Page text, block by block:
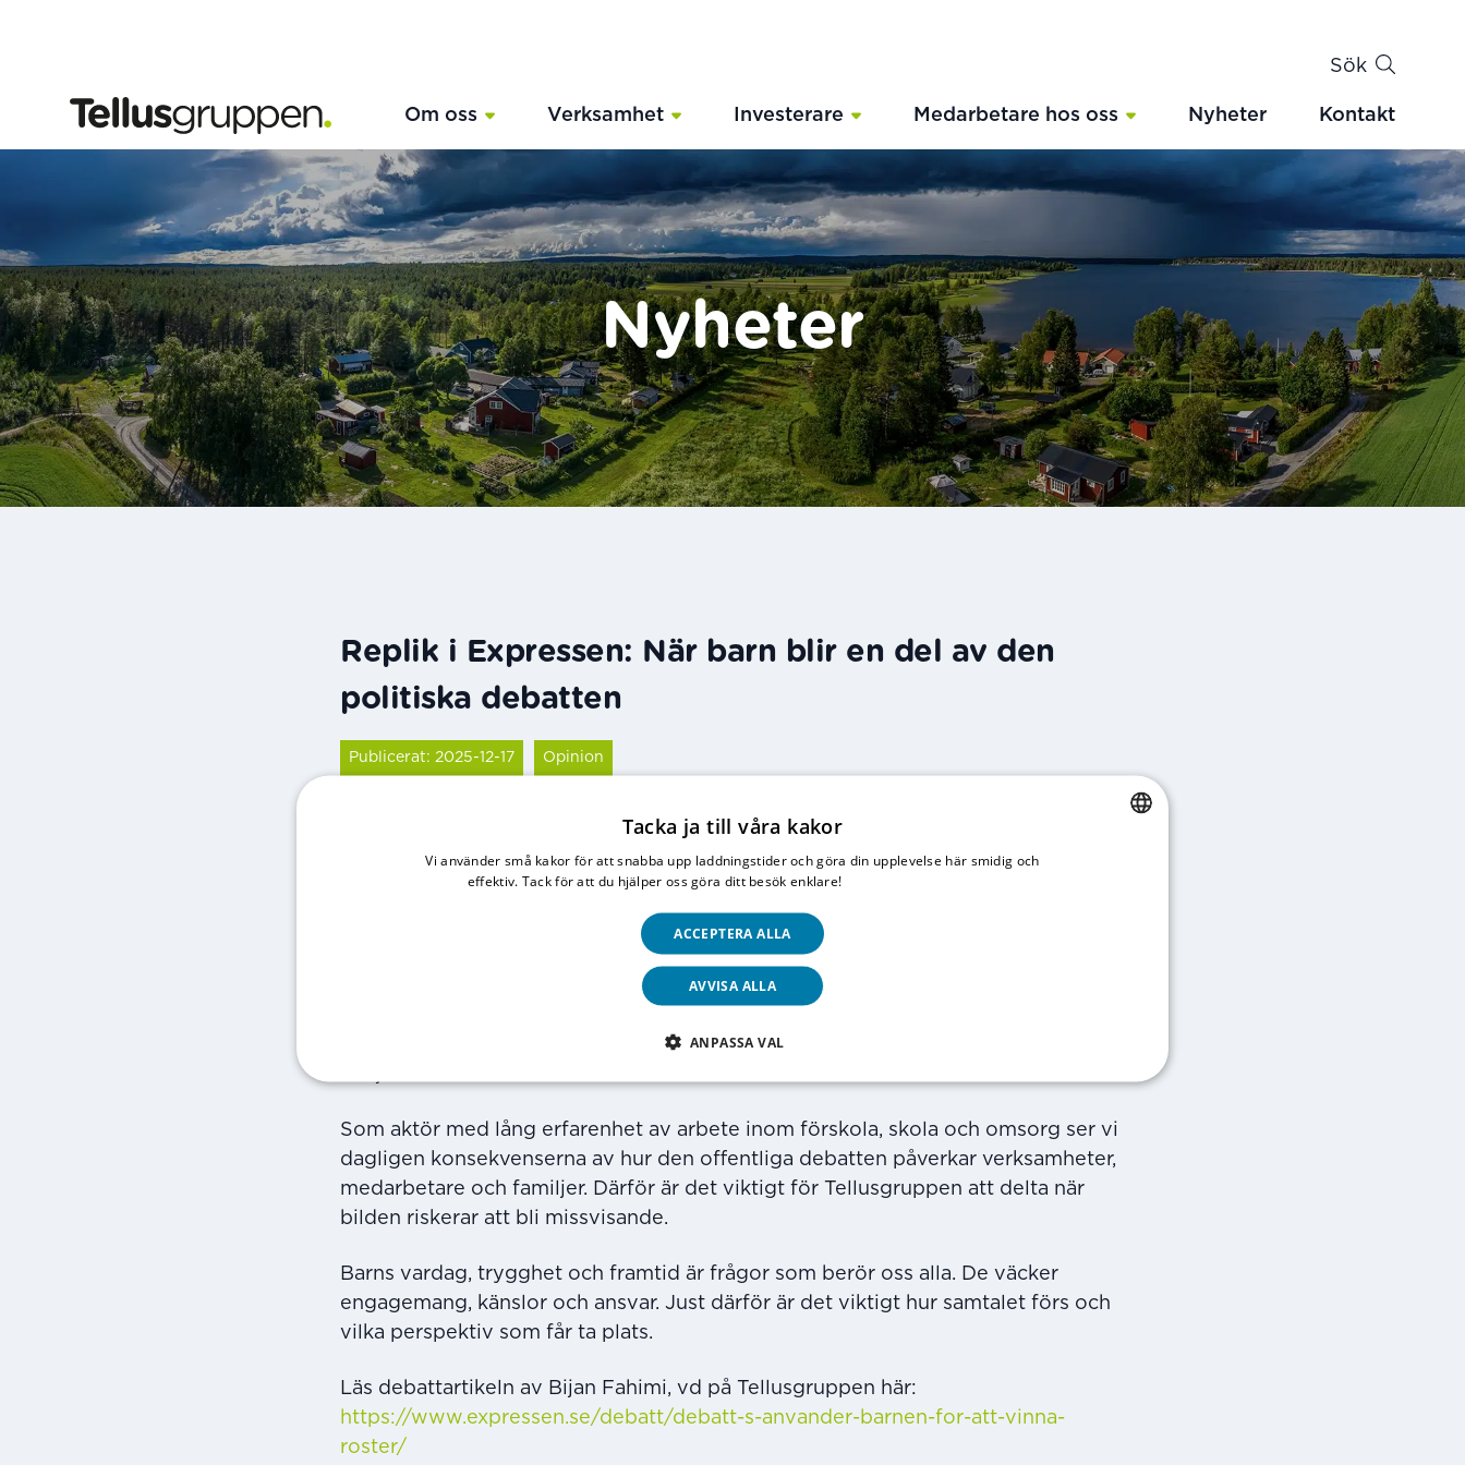
Sök
Hoppa till innehåll
Tellusgruppen Om oss Verksamhet Investerare Medarbetare hos oss Nyheter Kontakt
Nyheter
Replik i Expressen: När barn blir en del av den
politiska debatten
Publicerat: 2025-12-17 Opinion
I en debattartikel i Expressen lyfter Anders Ygeman frågor om barn, skola och
samhällsutveckling. Artikeln innehåller påståenden som saknar saklig grund och
Tellusgruppens vd Bijan Fahimi har därför publicerat en
användas för att vinna politiska poänger. Barns vardag, trygghet och utbildning
Som aktör med lång erfarenhet av arbete inom förskola, skola och omsorg ser vi
dagligen konsekvenserna av hur den offentliga debatten påverkar verksamheter,
medarbetare och familjer. Därför är det viktigt för Tellusgruppen att delta när
bilden riskerar att bli missvisande.
Barns vardag, trygghet och framtid är frågor som berör oss alla. De väcker
engagemang, känslor och ansvar. Just därför är det viktigt hur samtalet förs och
vilka perspektiv som får ta plats.
Läs debattartikeln av Bijan Fahimi, vd på Tellusgruppen här:
https://www.expressen.se/debatt/debatt-s-anvander-barnen-for-att-vinna-
roster/
Tacka ja till våra kakor
Vi använder små kakor för att snabba upp laddningstider och göra din upplevelse här smidig och
effektiv. Tack för att du hjälper oss göra ditt besök enklare!
ACCEPTERA ALLA
AVVISA ALLA
ANPASSA VAL